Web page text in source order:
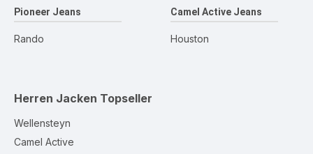
Pioneer Jeans
Rando
Camel Active Jeans
Houston
Herren Jacken Topseller
Wellensteyn
Camel Active